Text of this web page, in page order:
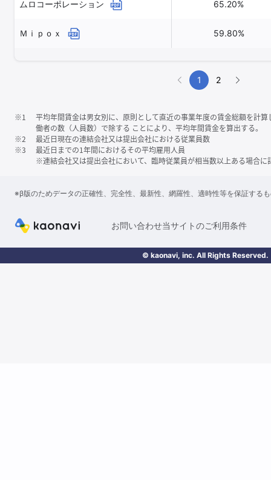
ムロコーポレーション 65.20%
Ｍｉｐｏｘ 59.80%
1 2
※1
平均年間賃金は男女別に、原則として直近の事業年度の賃金総額を計
働者の数（人員数）で除する ことにより、平均年間賃金を算出する。
※2
最近日現在の連結会社又は提出会社における従業員数
※3
最近日までの1年間におけるその平均雇用人員
※連結会社又は提出会社において、臨時従業員が相当数以上ある場合に
※β版のためデータの正確性、完全性、最新性、網羅性、適時性等を保証する
お問い合わせ当サイトのご利用条件
© kaonavi, inc. All Rights Reserved.